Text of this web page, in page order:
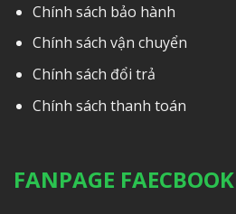
Chính sách bảo hành
Chính sách vận chuyển
Chính sách đổi trả
Chính sách thanh toán
FANPAGE FAECBOOK